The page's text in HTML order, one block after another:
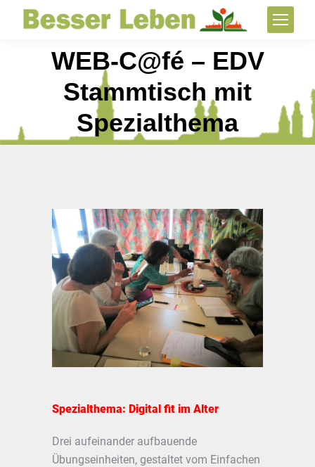
WEB-C@fé – EDV
Stammtisch mit
Spezialthema
Spezialthema: Digital fit im Alter
Drei aufeinander aufbauende
Übungseinheiten, gestaltet vom Einfachen